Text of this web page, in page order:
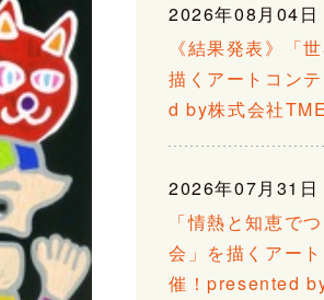
2026年08月04日
《結果発表》「
描くアートコン
d by株式会社
2026年07月31日
「情熱と知恵で
会」を描くアー
催！presented